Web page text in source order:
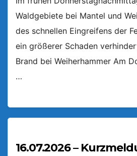
Waldgebiete bei Mantel und
des schnellen Eingreifens der
ein größerer Schaden
Brand bei Weiherhammer Am
…
16.07.2026 –